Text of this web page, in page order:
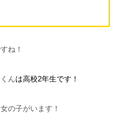
ね！
くんは高校2年生です！
の子がいます！